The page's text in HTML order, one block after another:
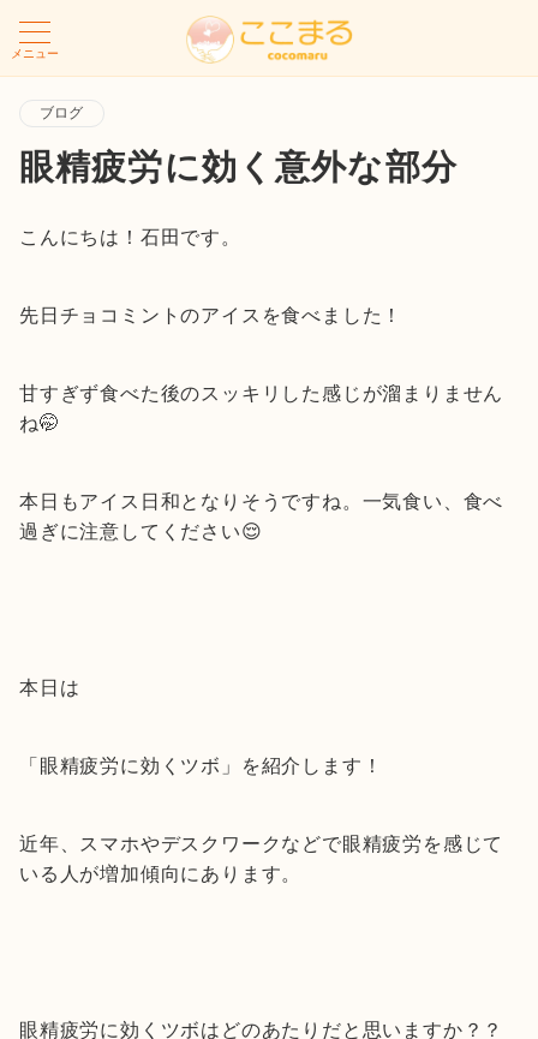
メニュー
ブログ
眼精疲労に効く意外な部分
こんにちは！石田です。
先日チョコミントのアイスを食べました！
甘すぎず食べた後のスッキリした感じが溜まりません
ね🤭
本日もアイス日和となりそうですね。一気食い、食べ
過ぎに注意してください😌
本日は
「眼精疲労に効くツボ」を紹介します！
近年、スマホやデスクワークなどで眼精疲労を感じて
いる人が増加傾向にあります。
眼精疲労に効くツボはどのあたりだと思いますか？？